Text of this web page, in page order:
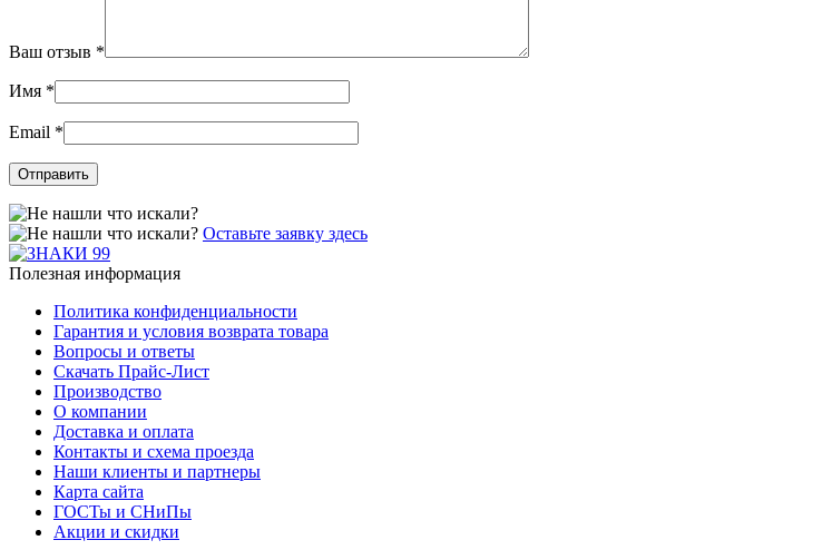
Ваш отзыв *
Имя *
Email *
Оставьте заявку здесь
Полезная информация
Политика конфиденциальности
Гарантия и условия возврата товара
Вопросы и ответы
Скачать Прайс-Лист
Производство
О компании
Доставка и оплата
Контакты и схема проезда
Наши клиенты и партнеры
Карта сайта
ГОСТы и СНиПы
Акции и скидки